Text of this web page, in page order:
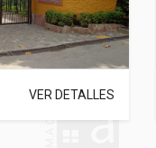
VER DETALLES